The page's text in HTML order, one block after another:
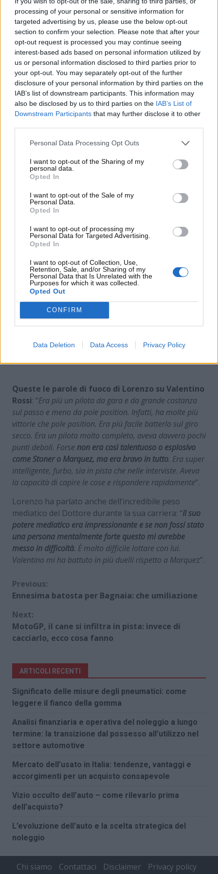
processing of your personal or sensitive information for
targeted advertising by us, please use the below opt-out
section to confirm your selection. Please note that after your
opt-out request is processed you may continue seeing
interest-based ads based on personal information utilized by
us or personal information disclosed to third parties prior to
your opt-out. You may separately opt-out of the further
disclosure of your personal information by third parties on the
IAB’s list of downstream participants. This information may
also be disclosed by us to third parties on the IAB’s List of
Downstream Participants that may further disclose it to other
Personal Data Processing Opt Outs
I want to opt-out of the Sharing of my
personal data.
Opted In
I want to opt-out of the Sale of my
Personal Data.
Opted In
I want to opt-out of processing my
Personal Data for Targeted Advertising.
Opted In
I want to opt-out of Collection, Use,
Retention, Sale, and/or Sharing of my
Personal Data that Is Unrelated with the
Purposes for which it was collected.
Opted Out
CONFIRM
Data Deletion Data Access Privacy Policy
mondiale del 2015. Maquale aneddoto ha
raccontato lo spagnolo su Valentino? Ecco tutto
quello che ha detto.
Lo spagnolo Jorge Lorenzo
dice la sua su Valentino
Rossi: parole non
certamente banali
Decoded,ha raccontato alcuni aneddoti su
parecchie polemiche fra gli appassionati e i tifosi del
Dottore. Ecco che cosa ha detto lo spagnolo tre volte
campione del mondo di MotoGP.
Jorge Lorenzo e le sue parole su Valentino Rossi –
Queste le parole di fuoco di Lorenzo su Valentino
Rossi: “Era più un pilota da gara e da grande costanza
sul passo e meno da pole position. Infatti, ha molte più
vittorie che pole position. Era più facile batterlo sul giro
secco. Era un pilota molto completo, aveva davvero pochi
punti deboli. Forse non era così talentuoso o esplosivo
come Stoner o Marquez, ma era bravo in tutto. Era super
intelligente, furbo, sia in pista che nelle interviste. Aveva
la capacità di capire le cose e rispondere rapidamente“.
Lorenzo ha parlato anche dell’incredibile peso
mediatico del Dottore durante la sua carriera: “Il suo
potere mediatico era impressionante e se non fossi stato
una persona mentalmente forte questo mi avrebbe
messo in difficoltà. È molto difficile lottare con lui.
Valentino mi ha battuto in più duelli rispetto a Marquez”.
Continue
Previous:
Ennesima batosta per Bagnaia: che umiliazione
Next:
MotoGP, il cane si infiltra in pista: invece di
cacciarlo, ecco cosa fanno
ARTICOLI RECENTI
Significato delle misure degli pneumatici: come
leggere il fianco della gomma
Analisi finanziaria e operativa del noleggio a lungo
termine: la transizione dal possesso all’utilizzo nel
settore automotive
Mercato dell’usato in Italia: tendenze, vantaggi e
accorgimenti per un acquisto consapevole
Vizio occulto dell’auto – come rilevarlo prima
dell’acquisto?
L’evoluzione dell’auto e la scelta strategica del
noleggio
Chi siamo Contattaci Disclaimer
Privacy policy